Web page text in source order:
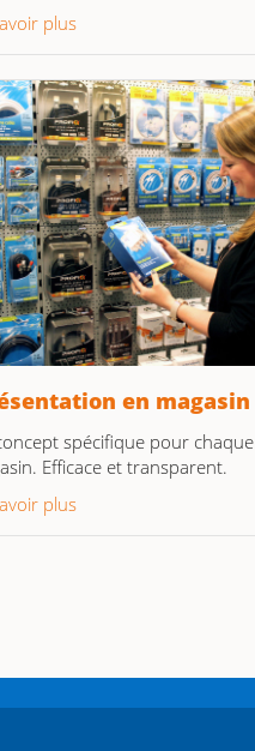
plus
en magasin
spécifique pour chaque
Efficace et transparent.
plus